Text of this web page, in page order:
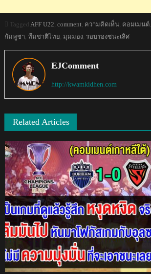
Tagged AFF U22, comment, ความคิดเห็น, คอมเมนต์,
กัมพูชา, ทีมชาติไทย, มุมมอง, รอบรองชนะเลิศ
EJComment
http://kwamkidhen.com
Related Articles